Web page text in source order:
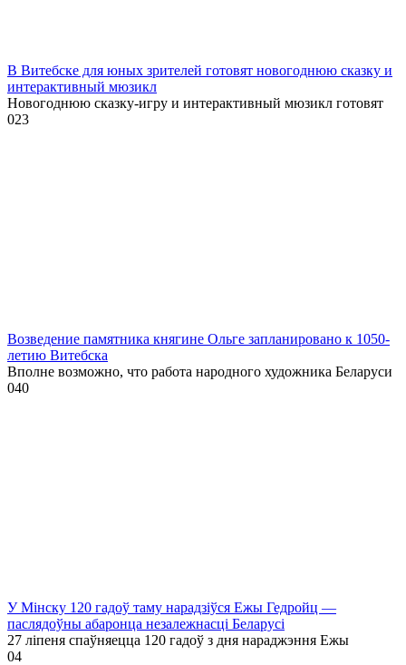
В Витебске для юных зрителей готовят новогоднюю сказку и
интерактивный мюзикл
Новогоднюю сказку-игру и интерактивный мюзикл готовят
023
Возведение памятника княгине Ольге запланировано к 1050-
летию Витебска
Вполне возможно, что работа народного художника Беларуси
040
У Мінску 120 гадоў таму нарадзіўся Ежы Гедройц —
паслядоўны абаронца незалежнасці Беларусі
27 ліпеня спаўняецца 120 гадоў з дня нараджэння Ежы
04